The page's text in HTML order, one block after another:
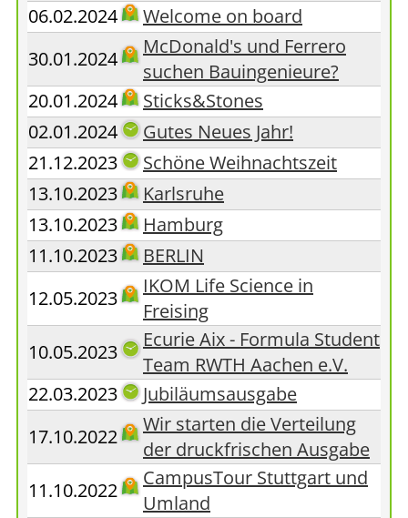
06.02.2024
Welcome on board
30.01.2024
McDonald's und Ferrero
suchen Bauingenieure?
20.01.2024
Sticks&Stones
02.01.2024
Gutes Neues Jahr!
21.12.2023
Schöne Weihnachtszeit
13.10.2023
Karlsruhe
13.10.2023
Hamburg
11.10.2023
BERLIN
12.05.2023
IKOM Life Science in
Freising
10.05.2023
Ecurie Aix - Formula Student
Team RWTH Aachen e.V.
22.03.2023
Jubiläumsausgabe
17.10.2022
Wir starten die Verteilung
der druckfrischen Ausgabe
11.10.2022
CampusTour Stuttgart und
Umland